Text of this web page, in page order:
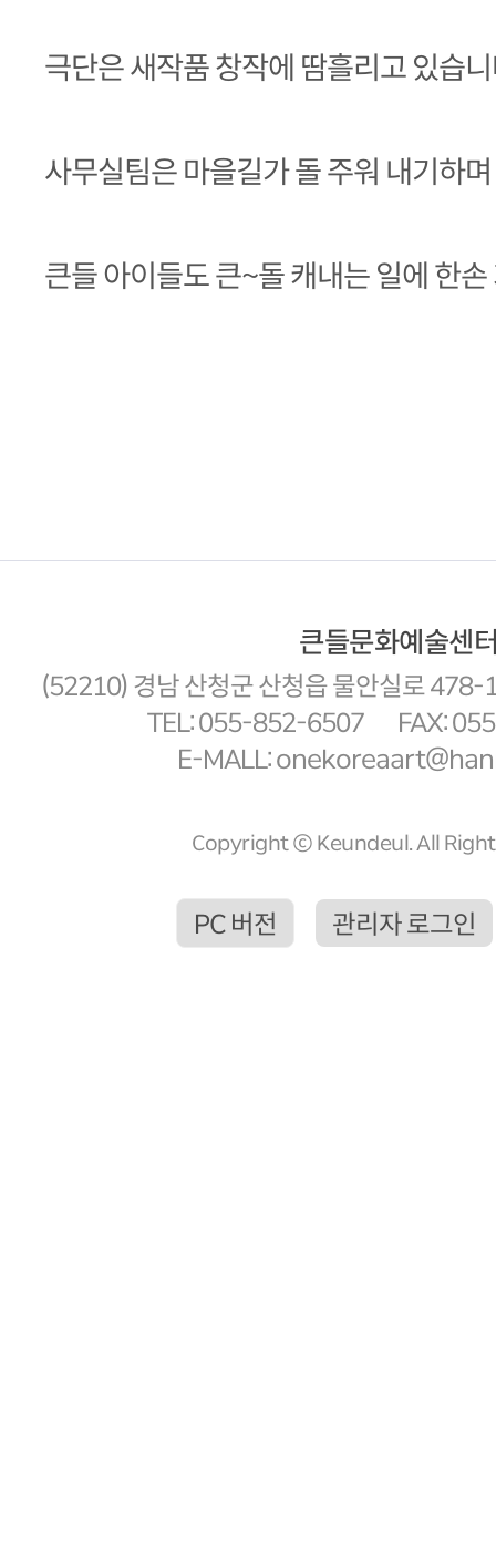
극단은 새작품 창작에 땀흘리고 있습
사무실팀은 마을길가 돌 주워 내기하
큰들 아이들도 큰~돌 캐내는 일에 한
큰들문화예술센
(52210) 경남 산청군 산청읍 물안실로 478-
TEL: 055-852-6507
FAX:
E-MALL:
Copyright ⓒ Keundeul. All
PC 버전 관리자 로그인